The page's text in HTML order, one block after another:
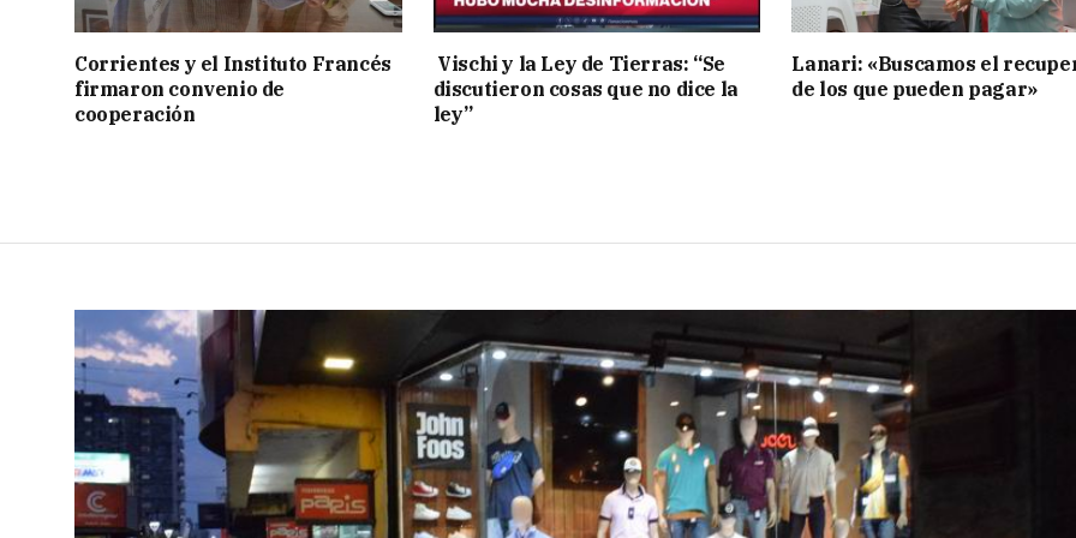
Corrientes y el Instituto Francés
firmaron convenio de
cooperación
Vischi y la Ley de Tierras: “Se
discutieron cosas que no dice la
ley”
Lanari: «Buscamos el
de los que pueden pagar»